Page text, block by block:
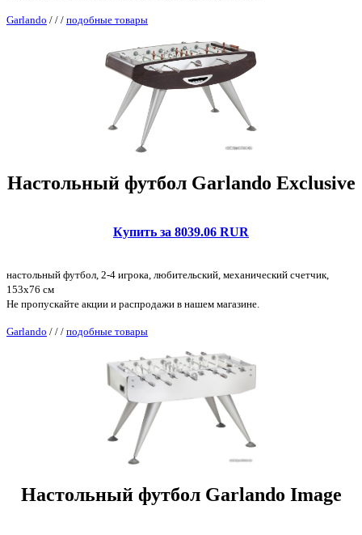
Garlando / / / подобные товары
Настольный футбол Garlando Exclusive
Купить за 8039.06 RUR
настольный футбол, 2-4 игрока, любительский, механический счетчик,
153x76 см
Не пропускайте акции и распродажи в нашем магазине.
Garlando / / / подобные товары
Настольный футбол Garlando Image